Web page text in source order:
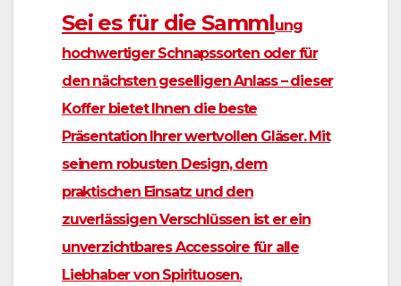
Sei es für die Sammlung
hochwertiger Schnapssorten oder für
den nächsten geselligen Anlass – dieser
Koffer bietet Ihnen die beste
Präsentation Ihrer wertvollen Gläser. Mit
seinem robusten Design, dem
praktischen Einsatz und den
zuverlässigen Verschlüssen ist er ein
unverzichtbares Accessoire für alle
Liebhaber von Spirituosen.